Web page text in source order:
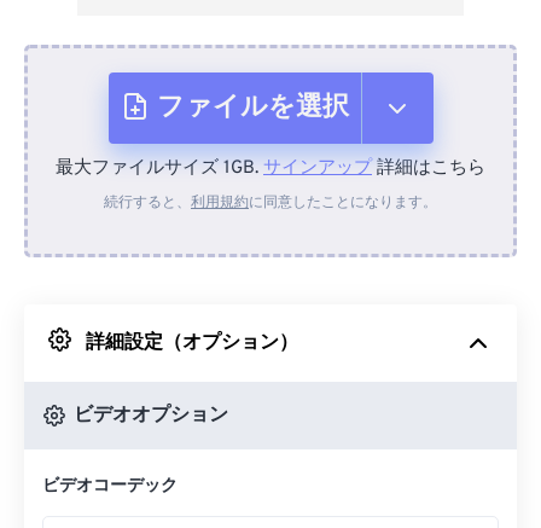
ファイルを選択
デバイスから
Googleドライブから
最大ファイルサイズ 1GB. サインアップ詳細はこちら
続行すると、 利用規約に同意したことになります。
詳細設定（オプション）
ビデオオプション
ビデオコーデック